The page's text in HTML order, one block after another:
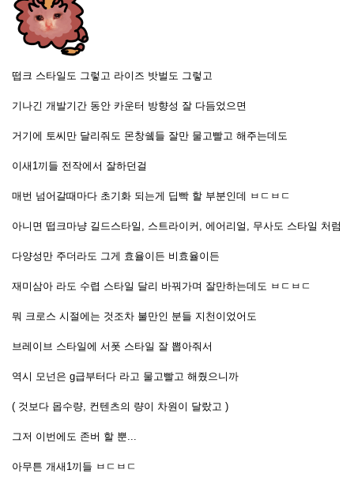
떱크 스타일도 그렇고 라이즈 밧벌도 그렇고
기나긴 개발기간 동안 카운터 방향성 잘 다듬었으면
거기에 토씨만 달리줘도 몬창쉨들 잘만 물고빨고 해주는데도
이새1끼들 전작에서 잘하던걸
매번 넘어갈때마다 초기화 되는게 딥빡 할 부분인데 ㅂㄷㅂㄷ
아니면 떱크마냥 길드스타일, 스트라이커, 에어리얼, 무사도 스타일 처럼
다양성만 주더라도 그게 효율이든 비효율이든
재미삼아 라도 수렵 스타일 달리 바꿔가며 잘만하는데도 ㅂㄷㅂㄷ
뭐 크로스 시절에는 것조차 불만인 분들 지천이었어도
브레이브 스타일에 서폿 스타일 잘 뽑아줘서
역시 모넌은 g급부터다 라고 물고빨고 해줬으니까
( 것보다 몹수량, 컨텐츠의 량이 차원이 달랐고 )
그저 이번에도 존버 할 뿐...
아무튼 개새1끼들 ㅂㄷㅂㄷ